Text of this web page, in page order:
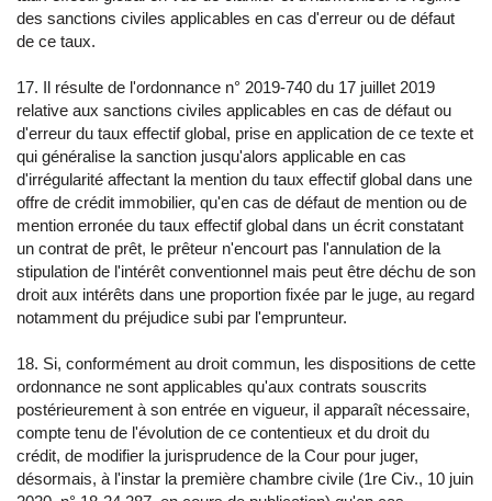
des sanctions civiles applicables en cas d'erreur ou de défaut
de ce taux.
17. Il résulte de l'ordonnance n° 2019-740 du 17 juillet 2019
relative aux sanctions civiles applicables en cas de défaut ou
d'erreur du taux effectif global, prise en application de ce texte et
qui généralise la sanction jusqu'alors applicable en cas
d'irrégularité affectant la mention du taux effectif global dans une
offre de crédit immobilier, qu'en cas de défaut de mention ou de
mention erronée du taux effectif global dans un écrit constatant
un contrat de prêt, le prêteur n'encourt pas l'annulation de la
stipulation de l'intérêt conventionnel mais peut être déchu de son
droit aux intérêts dans une proportion fixée par le juge, au regard
notamment du préjudice subi par l'emprunteur.
18. Si, conformément au droit commun, les dispositions de cette
ordonnance ne sont applicables qu'aux contrats souscrits
postérieurement à son entrée en vigueur, il apparaît nécessaire,
compte tenu de l'évolution de ce contentieux et du droit du
crédit, de modifier la jurisprudence de la Cour pour juger,
désormais, à l'instar la première chambre civile (1re Civ., 10 juin